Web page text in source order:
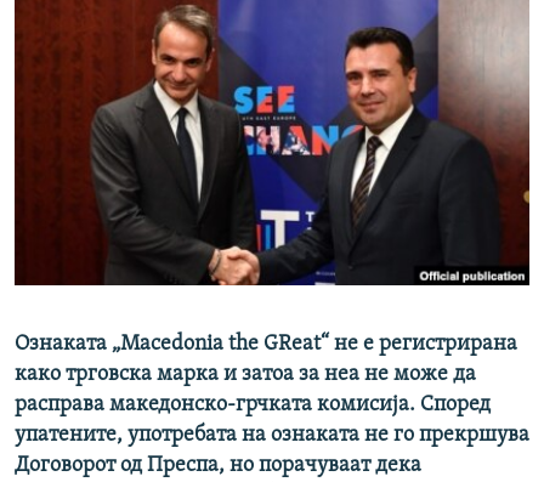
РСЕ веб страници
Ознаката „Macedonia the GReat“ не е регистрирана
како трговска марка и затоа за неа не може да
расправа македонско-грчката комисија. Според
упатените, употребата на ознаката не го прекршува
Договорот од Преспа, но порачуваат дека